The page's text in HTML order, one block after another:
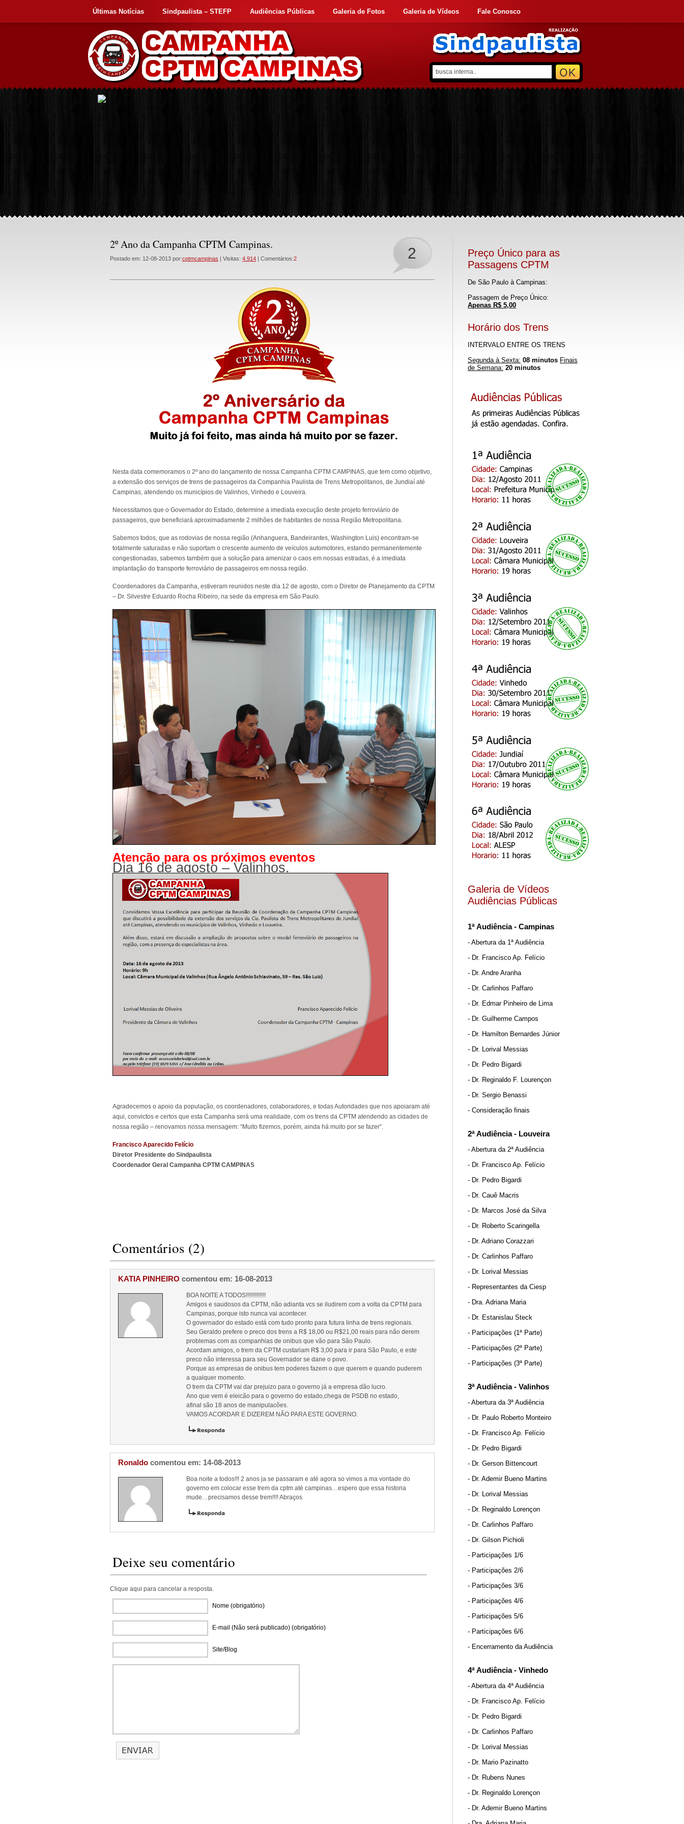
Últimas Notícias Sindpaulista – STEFP Audiências Públicas Galeria de Fotos Galeria de Vídeos Fale Conosco
2º Ano da Campanha CPTM Campinas.
Postado em: 12-08-2013 por:cptmcampinas | Visitas: 4.914 | Comentários:2 2
Nesta data comemoramos o 2º ano do lançamento de nossa Campanha CPTM CAMPINAS, que tem como objetivo,
a extensão dos serviços de trens de passageiros da Companhia Paulista de Trens Metropolitanos, de Jundiaí até
Campinas, atendendo os municípios de Valinhos, Vinhedo e Louveira.
Necessitamos que o Governador do Estado, determine a imediata execução deste projeto ferroviário de
passageiros, que beneficiará aproximadamente 2 milhões de habitantes de nossa Região Metropolitana.
Sabemos todos, que as rodovias de nossa região (Anhanguera, Bandeirantes, Washington Luis) encontram-se
totalmente saturadas e não suportam o crescente aumento de veículos automotores, estando permanentemente
congestionadas, sabemos também que a solução para amenizar o caos em nossas estradas, é a imediata
implantação do transporte ferroviário de passageiros em nossa região.
Coordenadores da Campanha, estiveram reunidos neste dia 12 de agosto, com o Diretor de Planejamento da CPTM
– Dr. Silvestre Eduardo Rocha Ribeiro, na sede da empresa em São Paulo.
Atenção para os próximos eventos
Dia 16 de agosto – Valinhos.
Agradecemos o apoio da população, os coordenadores, colaboradores, e todas Autoridades que nos apoiaram até
aqui, convictos e certos que esta Campanha será uma realidade, com os trens da CPTM atendendo as cidades de
nossa região – renovamos nossa mensagem: “Muito fizemos, porém, ainda há muito por se fazer”.
Francisco Aparecido Felício
Diretor Presidente do Sindpaulista
Coordenador Geral Campanha CPTM CAMPINAS
Comentários (2)
KATIA PINHEIRO comentou em: 16-08-2013
BOA NOITE A TODOS!!!!!!!!!!!!!
Amigos e saudosos da CPTM, não adianta vcs se iludirem com a volta da CPTM para
Campinas, porque isto nunca vai acontecer.
O governador do estado está com tudo pronto para futura linha de trens regionais.
Seu Geraldo prefere o preco dos trens a R$ 18,00 ou R$21,00 reais para não derem
problemas com as companhias de onibus que vão para São Paulo.
Acordam amigos, o trem da CPTM custariam R$ 3,00 para ir para São Paulo, e este
preco não interessa para seu Governador se dane o povo.
Porque as empresas de onibus tem poderes fazem o que querem e quando puderem
a qualquer momento.
O trem da CPTM vai dar prejuizo para o governo já a empresa dão lucro.
Ano que vem é eleicão para o governo do estado,chega de PSDB no estado,
afinal são 18 anos de manipulacões.
VAMOS ACORDAR E DIZEREM NÃO PARA ESTE GOVERNO.
Ronaldo comentou em: 14-08-2013
Boa noite a todos!!! 2 anos ja se passaram e até agora so vimos a ma vontade do
governo em colocar esse trem da cptm até campinas…espero que essa historia
mude…precisamos desse trem!!!! Abraços
Deixe seu comentário
Clique aqui para cancelar a resposta.
Nome (obrigatório)
E-mail (Não será publicado) (obrigatório)
Site/Blog
Preço Único para as
Passagens CPTM
De São Paulo à Campinas:
Passagem de Preço Único:
Apenas R$ 5,00
Horário dos Trens
INTERVALO ENTRE OS TRENS
Segunda à Sexta: 08 minutos Finais
de Semana: 20 minutos
Galeria de Vídeos
Audiências Públicas
1ª Audiência - Campinas
- Abertura da 1ª Audiência
- Dr. Francisco Ap. Felício
- Dr. Andre Aranha
- Dr. Carlinhos Paffaro
- Dr. Edmar Pinheiro de Lima
- Dr. Guilherme Campos
- Dr. Hamilton Bernardes Júnior
- Dr. Lorival Messias
- Dr. Pedro Bigardi
- Dr. Reginaldo F. Lourençon
- Dr. Sergio Benassi
- Consideração finais
2ª Audiência - Louveira
- Abertura da 2ª Audiência
- Dr. Francisco Ap. Felício
- Dr. Pedro Bigardi
- Dr. Cauê Macris
- Dr. Marcos José da Silva
- Dr. Roberto Scaringella
- Dr. Adriano Corazzari
- Dr. Carlinhos Paffaro
- Dr. Lorival Messias
- Representantes da Ciesp
- Dra. Adriana Maria
- Dr. Estanislau Steck
- Participações (1ª Parte)
- Participações (2ª Parte)
- Participações (3ª Parte)
3ª Audiência - Valinhos
- Abertura da 3ª Audiência
- Dr. Paulo Roberto Monteiro
- Dr. Francisco Ap. Felício
- Dr. Pedro Bigardi
- Dr. Gerson Bittencourt
- Dr. Ademir Bueno Martins
- Dr. Lorival Messias
- Dr. Reginaldo Lorençon
- Dr. Carlinhos Paffaro
- Dr. Gilson Pichioli
- Participações 1/6
- Participações 2/6
- Participações 3/6
- Participações 4/6
- Participações 5/6
- Participações 6/6
- Encerramento da Audiência
4ª Audiência - Vinhedo
- Abertura da 4ª Audiência
- Dr. Francisco Ap. Felício
- Dr. Pedro Bigardi
- Dr. Carlinhos Paffaro
- Dr. Lorival Messias
- Dr. Mario Pazinatto
- Dr. Rubens Nunes
- Dr. Reginaldo Lorençon
- Dr. Ademir Bueno Martins